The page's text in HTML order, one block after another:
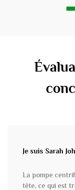
Je suis Sarah
La pompe
tête, ce qui est